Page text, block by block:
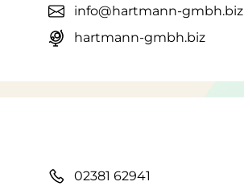
info@hartmann-gmbh.biz
hartmann-gmbh.biz
02381 62941